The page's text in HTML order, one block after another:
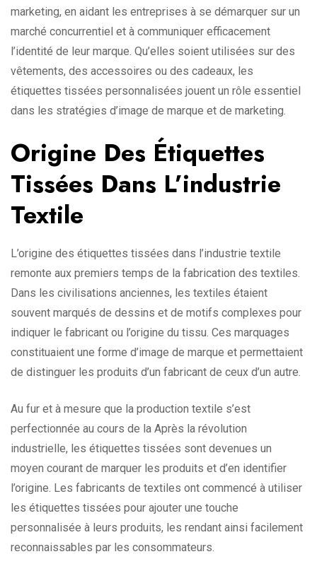
marketing, en aidant les entreprises à se démarquer sur un
marché concurrentiel et à communiquer efficacement
l’identité de leur marque. Qu’elles soient utilisées sur des
vêtements, des accessoires ou des cadeaux, les
étiquettes tissées personnalisées jouent un rôle essentiel
dans les stratégies d’image de marque et de marketing.
Origine Des Étiquettes
Tissées Dans L’industrie
Textile
L’origine des étiquettes tissées dans l’industrie textile
remonte aux premiers temps de la fabrication des textiles.
Dans les civilisations anciennes, les textiles étaient
souvent marqués de dessins et de motifs complexes pour
indiquer le fabricant ou l’origine du tissu. Ces marquages
constituaient une forme d’image de marque et permettaient
de distinguer les produits d’un fabricant de ceux d’un autre.
Au fur et à mesure que la production textile s’est
perfectionnée au cours de la Après la révolution
industrielle, les étiquettes tissées sont devenues un
moyen courant de marquer les produits et d’en identifier
l’origine. Les fabricants de textiles ont commencé à utiliser
les étiquettes tissées pour ajouter une touche
personnalisée à leurs produits, les rendant ainsi facilement
reconnaissables par les consommateurs.